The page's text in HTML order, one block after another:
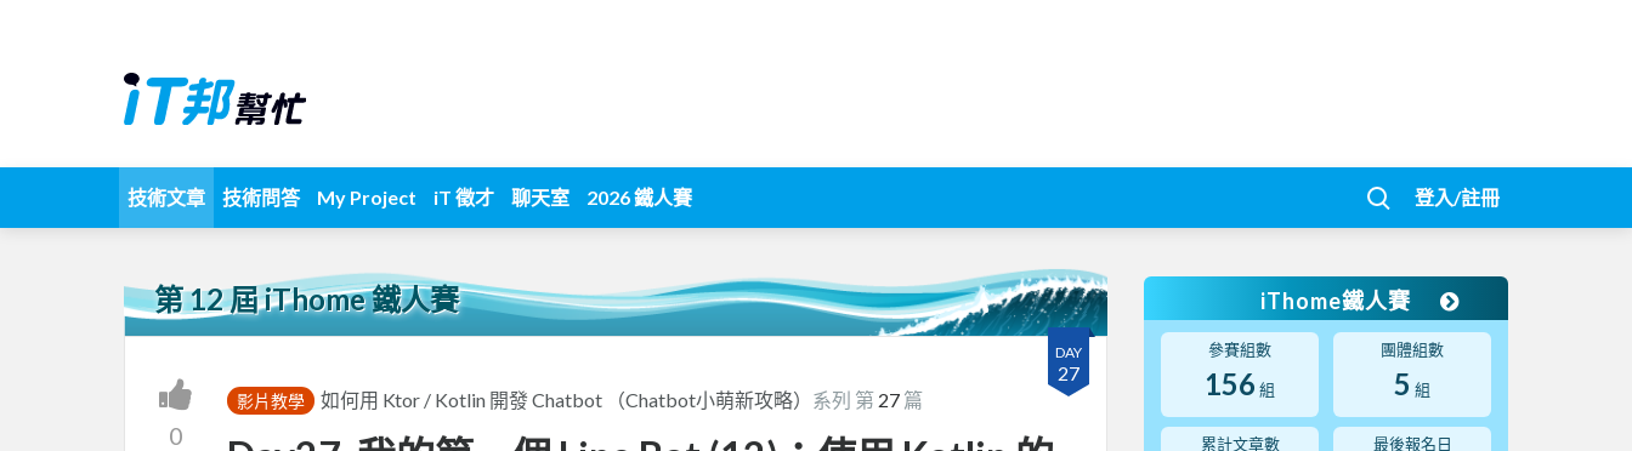
技術文章 技術問答 My Project iT 徵才 聊天室 2026 鐵人賽 登入/註冊
第 12 屆 iThome 鐵人賽
DAY
27
0
影片教學 如何用 Ktor / Kotlin 開發 Chatbot （Chatbot小萌新攻略） 系列 第 27 篇
iThome鐵人賽
參賽組數
156 組
團體組數
5 組
累計文章數 最後報名日